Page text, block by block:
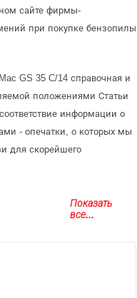
сайте фирмы-
при покупке бензопилы
GS 35 C/14 справочная и
положениями Статьи
информации о
- опечатки, о которых мы
для скорейшего
Показать
все...